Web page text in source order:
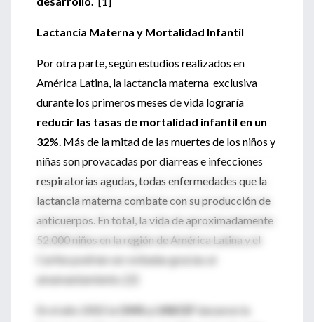
Lactancia Materna y Mortalidad Infantil
Por otra parte, según estudios realizados en
América Latina, la lactancia materna exclusiva
durante los primeros meses de vida lograría
reducir las tasas de mortalidad infantil en un
32%. Más de la mitad de las muertes de los niños y
niñas son provacadas por diarreas e infecciones
respiratorias agudas, todas enfermedades que la
lactancia materna combate con su producción de
anticuerpos. En total, la vida de aproximadamente
52.000 niños en la región de América Latina y el
Caribe podrían ser evitadas gracias al
amamantamiento. [2]
En el año 2002 la OMS y UNICEF
lanzaron la